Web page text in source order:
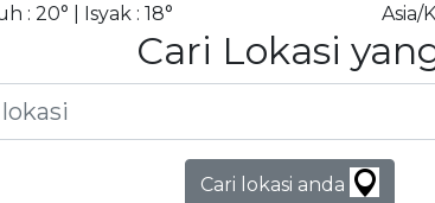
: 20° | Isyak : 18°
Asia/
Cari Lokasi
Cari lokasi anda